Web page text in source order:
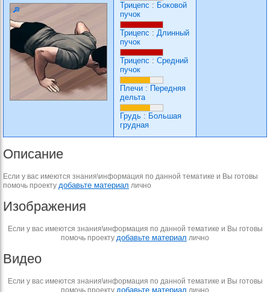
Трицепс : Боковой
пучок
Трицепс : Длинный
пучок
Трицепс : Средний
пучок
Плечи : Передняя
дельта
Грудь : Большая
грудная
Описание
Если у вас имеются знания\информация по данной тематике и Вы готовы
помочь проекту добавьте материал лично
Изображения
Если у вас имеются знания\информация по данной тематике и Вы готовы
помочь проекту добавьте материал лично
Видео
Если у вас имеются знания\информация по данной тематике и Вы готовы
помочь проекту добавьте материал лично